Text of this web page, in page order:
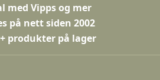
med Vipps og mer
på nett siden 2002
produkter på lager